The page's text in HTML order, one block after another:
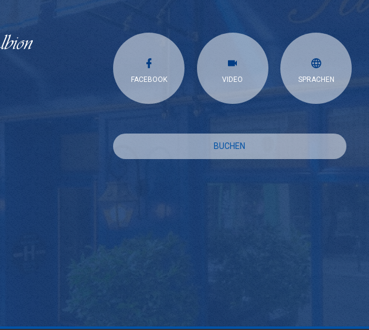
FACEBOOK VIDEO SPRACHEN
BUCHEN